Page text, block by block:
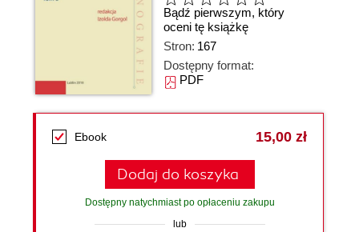
Bądź pierwszym, który
oceni tę książkę
Stron: 167
Dostępny format:
PDF
Ebook 15,00 zł
Dodaj do koszyka
Dostępny natychmiast po opłaceniu zakupu
lub